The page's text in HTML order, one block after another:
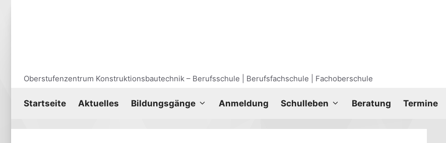
Oberstufenzentrum Konstruktionsbautechnik – Berufsschule | Berufsfachschule | Fachoberschule
Start­sei­te Aktu­el­les Bil­dungs­gän­ge Anmel­dung Schul­le­ben Bera­tung Ter­mi­ne